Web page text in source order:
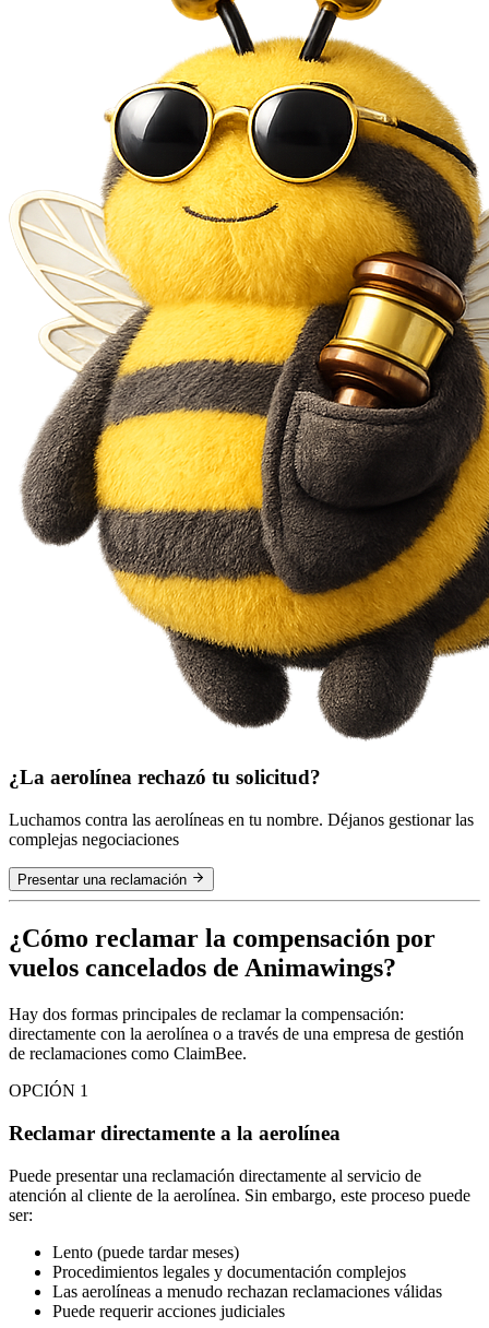
¿La aerolínea rechazó tu solicitud?
Luchamos contra las aerolíneas en tu nombre. Déjanos gestionar las
complejas negociaciones
Presentar una reclamación
¿Cómo reclamar la compensación por
vuelos cancelados de Animawings?
Hay dos formas principales de reclamar la compensación:
directamente con la aerolínea o a través de una empresa de gestión
de reclamaciones como ClaimBee.
OPCIÓN 1
Reclamar directamente a la aerolínea
Puede presentar una reclamación directamente al servicio de
atención al cliente de la aerolínea. Sin embargo, este proceso puede
ser:
Lento (puede tardar meses)
Procedimientos legales y documentación complejos
Las aerolíneas a menudo rechazan reclamaciones válidas
Puede requerir acciones judiciales